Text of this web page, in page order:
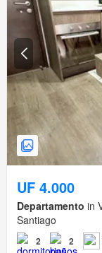
UF 4.000
Departamento in
Santiago
2 2